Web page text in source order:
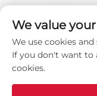
製品
We value
We use cookies
If you don't want to
cookies.